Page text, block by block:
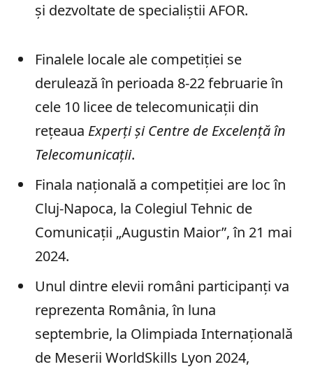
și dezvoltate de specialiștii AFOR.
Finalele locale ale competiției se
derulează în perioada 8-22 februarie în
cele 10 licee de telecomunicații din
rețeaua Experți și Centre de Excelență în
Telecomunicații.
Finala națională a competiției are loc în
Cluj-Napoca, la Colegiul Tehnic de
Comunicații „Augustin Maior”, în 21 mai
2024.
Unul dintre elevii români participanți va
reprezenta România, în luna
septembrie, la Olimpiada Internațională
de Meserii WorldSkills Lyon 2024,